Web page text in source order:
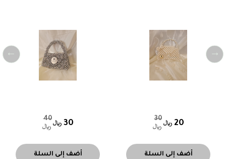
20
30
أضف إلى السلة
30
40
أضف إلى السلة